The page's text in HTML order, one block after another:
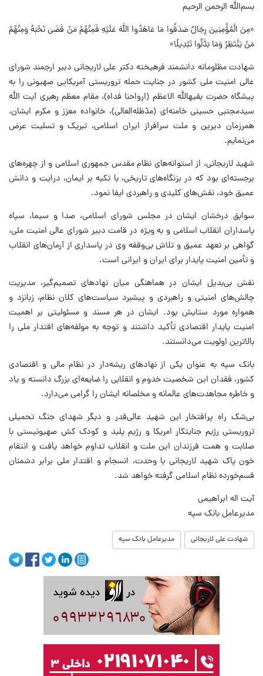
بسم‌الله الرحمن الرحیم
«مِنَ الْمُؤْمِنِینَ رِجَالٌ صَدَقُوا مَا عَاهَدُوا اللَّهَ عَلَیْهِ فَمِنْهُمْ مَنْ قَضَىٰ نَحْبَهُ وَمِنْهُمْ
مَنْ یَنْتَظِرُ وَمَا بَدَّلُوا تَبْدِیلًا»
شهادت مظلومانه‌ دانشمند فرهیخته دکتر علی لاریجانی دبیر ارجمند شورای
عالی امنیت ملی کشور در جنایت حمله تروریستی آمریکایی صهیونی را به
پیشگاه حضرت بقیهالله الاعظم (ارواحنا فداه)، مقام معظم رهبری آیت الله
سیدمجتبی حسینی خامنه‌ای (مدّظله‌العالی)، خانواده معزز و مکرم ایشان،
همرزمان دیرین و ملت سرافراز ایران اسلامی، تبریک و تسلیت عرض
می‌نمایم.
شهید لاریجانی، از استوانه‌های نظام مقدس جمهوری اسلامی و از چهره‌های
برجسته‌ای بود که در بزنگاه‌های تاریخی، با تکیه بر ایمان، درایت و دانش
عمیق خود، نقش‌های کلیدی و راهبردی ایفا نمود.
سوابق درخشان ایشان در مجلس شورای اسلامی، صدا و سیما، سپاه
پاسداران انقلاب اسلامی و به‌ ویژه در قامت دبیر شورای عالی امنیت ملی،
گواهی بر تعهد عمیق و تلاش بی‌وقفه وی در پاسداری از آرمان‌های انقلاب
و تأمین امنیت پایدار برای ایران و ایرانی است.
نقش بی‌بدیل ایشان در هماهنگی میان نهادهای تصمیم‌گیر، مدیریت
چالش‌های امنیتی و راهبردی و پیشبرد سیاست‌های کلان نظام، زبانزد و
همواره مورد ستایش بود. ایشان در هر مسند و مسئولیتی بر اهمیت
امنیت پایدار اقتصادی تأکید داشتند و توجه به مولفه‌های اقتدار ملی را
بالاترین اولویت می‌دانستند.
بانک سپه به عنوان یکی از نهادهای ریشه‌دار در نظام مالی و اقتصادی
کشور، فقدان این شخصیت خدوم و انقلابی را ضایعه‌ای بزرگ دانسته و یاد
و خاطره‌ مجاهدت‌های عالمانه و مخلصانه ایشان را گرامی می‌دارد.
بی‌شک راه پرافتخار این شهید عالی‌قدر و دیگر شهدای جنگ تحمیلی
تروریستی رژیم جنایتکار امریکا و رژیم پلید و کودک کش صهیونیستی با
صلابت و همت فرزندان این ملت و انقلاب تداوم خواهد یافت و انتقام
خون پاک شهید لاریجانی با وحدت، انسجام و اقتدار ملی برابر دشمنان
قسم‌خورده‌ نظام اسلامی گرفته خواهد شد.
آیت اله ابراهیمی
مدیرعامل بانک سپه
شهادت علی لاریجانی مدیرعامل بانک سپه